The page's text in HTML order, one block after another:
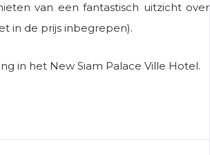
van een fantastisch uitzicht over
in de prijs inbegrepen).
in het New Siam Palace Ville Hotel.